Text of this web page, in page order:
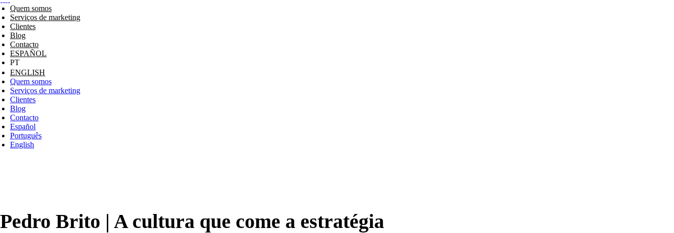
Quem somos
Serviços de marketing
Clientes
Blog
Contacto
ESPAÑOL
ENGLISH
Quem somos
Serviços de marketing
Clientes
Blog
Contacto
Español
Português
English
Pedro Brito | A cultura que come a estratégia